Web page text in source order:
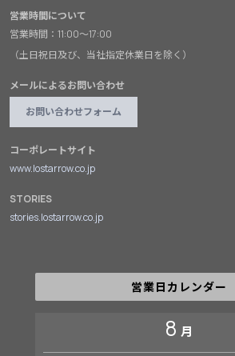
営業時間について
営業時間：11:00～17:00
（土日祝日及び、当社指定休業日を除く）
メールによるお問い合わせ
お問い合わせフォーム
コーポレートサイト
www.lostarrow.co.jp
STORIES
stories.lostarrow.co.jp
営業日カレンダー
8 月